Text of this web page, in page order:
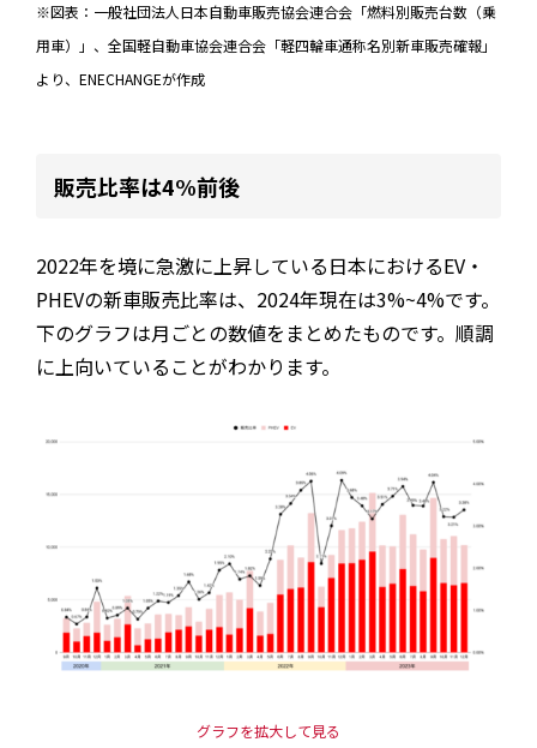
※図表：一般社団法人日本自動車販売協会連合会「燃料別販売台数（乗
用車）」、全国軽自動車協会連合会「軽四輪車通称名別新車販売確報」
より、ENECHANGEが作成
販売比率は4%前後
2022年を境に急激に上昇している日本におけるEV・
PHEVの新車販売比率は、2024年現在は3%~4%です。
下のグラフは月ごとの数値をまとめたものです。順調
に上向いていることがわかります。
グラフを拡大して見る